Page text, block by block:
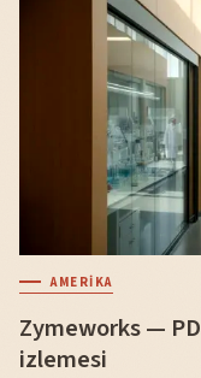
AMERIKA
Zymeworks —
izlemesi